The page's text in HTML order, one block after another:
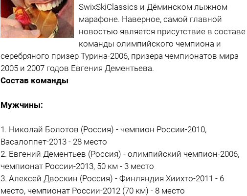
SwixSkiClassics и Дёминском лыжном
марафоне. Наверное, самой главной
новостью является присутствие в составе
команды олимпийского чемпиона и
серебряного призер Турина-2006, призера чемпионатов мира
2005 и 2007 годов Евгения Дементьева.
Состав команды
Мужчины:
1. Николай Болотов (Россия) - чемпион России-2010,
Васалоппет-2013 - 28 место
2. Евгений Дементьев (Россия) - олимпийский чемпион-2006,
чемпионат России-2013, 50 км - 3 место
3. Алексей Двоскин (Россия) - Финляндия Хиихто-2011 - 6
место, чемпионат России-2012 (70 км) - 8 место